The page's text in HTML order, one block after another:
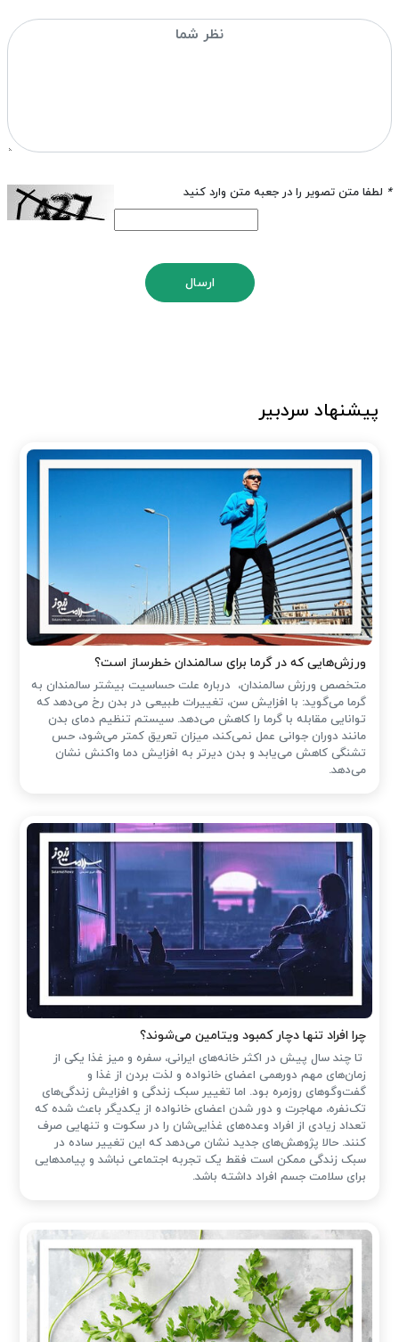
* لطفا متن تصویر را در جعبه متن وارد کنید
ارسال
پیشنهاد سردبیر
ورزش‌هایی که در گرما برای سالمندان خطرساز است؟
متخصص ورزش سالمندان، درباره علت حساسیت بیشتر سالمندان به
گرما می‌گوید: با افزایش سن، تغییرات طبیعی در بدن رخ می‌دهد که
توانایی مقابله با گرما را کاهش می‌دهد. سیستم تنظیم دمای بدن
مانند دوران جوانی عمل نمی‌کند، میزان تعریق کمتر می‌شود، حس
تشنگی کاهش می‌یابد و بدن دیرتر به افزایش دما واکنش نشان
می‌دهد.
چرا افراد تنها دچار کمبود ویتامین می‌شوند؟
تا چند سال پیش در اکثر خانه‌های ایرانی، سفره و میز غذا یکی از
زمان‌های مهم دورهمی اعضای خانواده و لذت بردن از غذا و
گفت‌وگوهای روزمره بود. اما تغییر سبک زندگی و افزایش زندگی‌های
تک‌نفره، مهاجرت و دور شدن اعضای خانواده از یکدیگر باعث شده که
تعداد زیادی از افراد وعده‌های غذایی‌شان را در سکوت و تنهایی صرف
کنند. حالا پژوهش‌های جدید نشان می‌دهد که این تغییر ساده در
سبک زندگی ممکن است فقط یک تجربه اجتماعی نباشد و پیامدهایی
برای سلامت جسم افراد داشته باشد.